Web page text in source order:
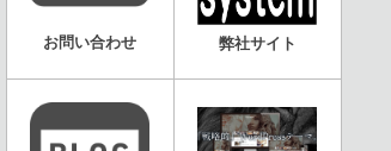
お問い合わせ 弊社サイト